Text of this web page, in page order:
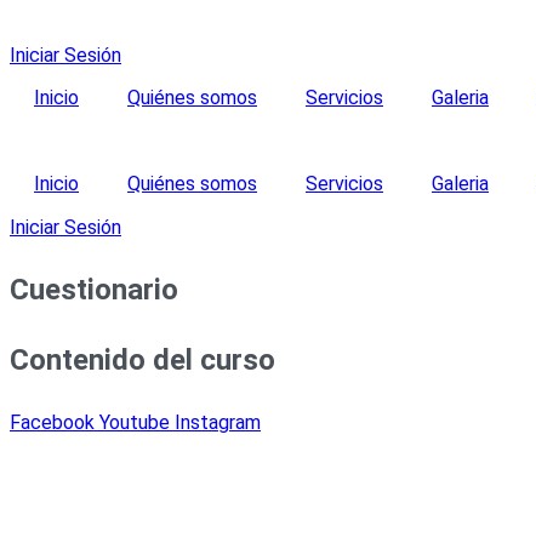
Iniciar Sesión
Inicio
Quiénes somos Servicios Galeria
Inicio Quiénes somos Servicios Galeria
Iniciar Sesión
Cuestionario
Contenido del curso
Facebook Youtube Instagram